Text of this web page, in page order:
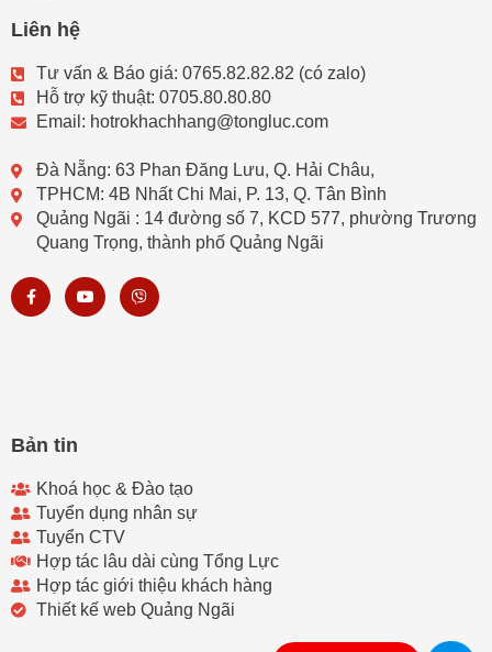
Liên hệ
Tư vấn & Báo giá: 0765.82.82.82 (có zalo)
Hỗ trợ kỹ thuật: 0705.80.80.80
Email: hotrokhachhang@tongluc.com
Đà Nẵng: 63 Phan Đăng Lưu, Q. Hải Châu,
TPHCM: 4B Nhất Chi Mai, P. 13, Q. Tân Bình
Quảng Ngãi : 14 đường số 7, KCD 577, phường Trương
Quang Trọng, thành phố Quảng Ngãi
F
a
c
Y
o
u
V
i
b
Bản tin
Khoá học & Đào tạo
Tuyển dụng nhân sự
Tuyển CTV
Hợp tác lâu dài cùng Tổng Lực
Hợp tác giới thiệu khách hàng
Thiết kế web Quảng Ngãi